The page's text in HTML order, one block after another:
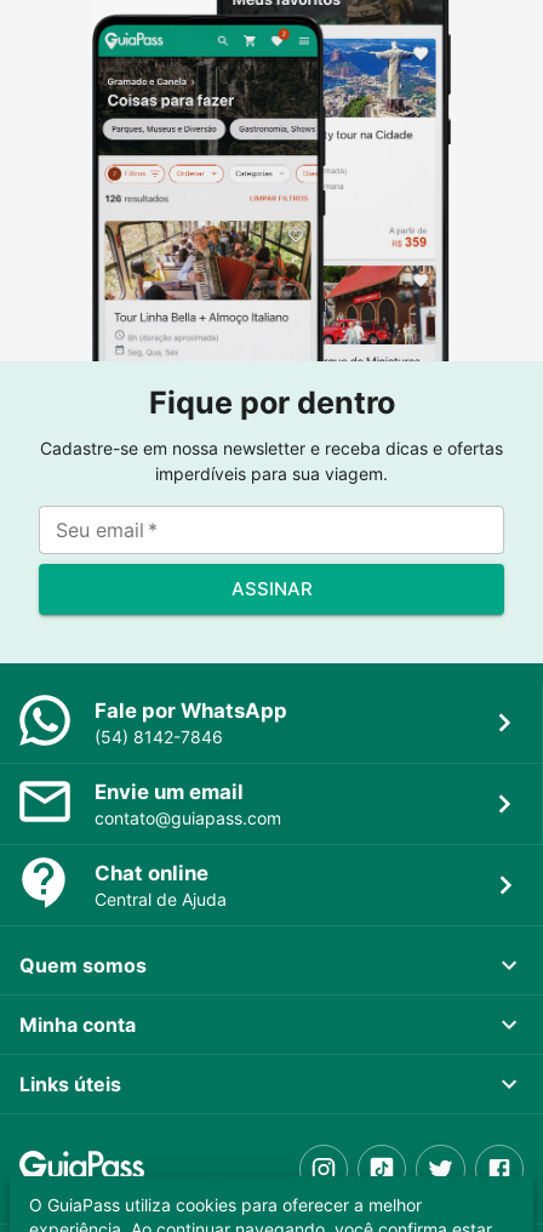
Fique por dentro
Cadastre-se em nossa newsletter e receba dicas e ofertas
imperdíveis para sua viagem.
Seu email *
ASSINAR
Fale por WhatsApp
(54) 8142-7846
Envie um email
contato@guiapass.com
Chat online
Central de Ajuda
Quem somos
Minha conta
Links úteis
O GuiaPass utiliza cookies para oferecer a melhor